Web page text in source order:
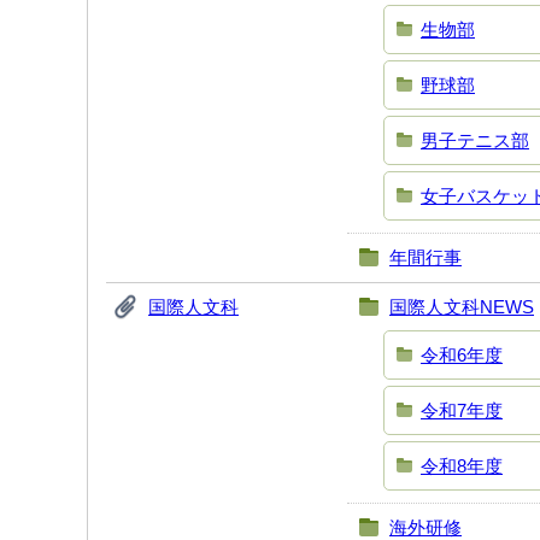
生物部
野球部
男子テニス部
女子バスケッ
年間行事
国際人文科 国際人文科NEWS
令和6年度
令和7年度
令和8年度
海外研修